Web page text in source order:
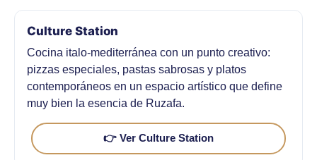
Culture Station
Cocina italo-mediterránea con un punto creativo:
pizzas especiales, pastas sabrosas y platos
contemporáneos en un espacio artístico que define
muy bien la esencia de Ruzafa.
👉 Ver Culture Station